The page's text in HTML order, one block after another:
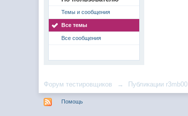
Темы и сообщения
Все темы
Все сообщения
Форум тестировщиков → Публикации r3mb00
Помощь